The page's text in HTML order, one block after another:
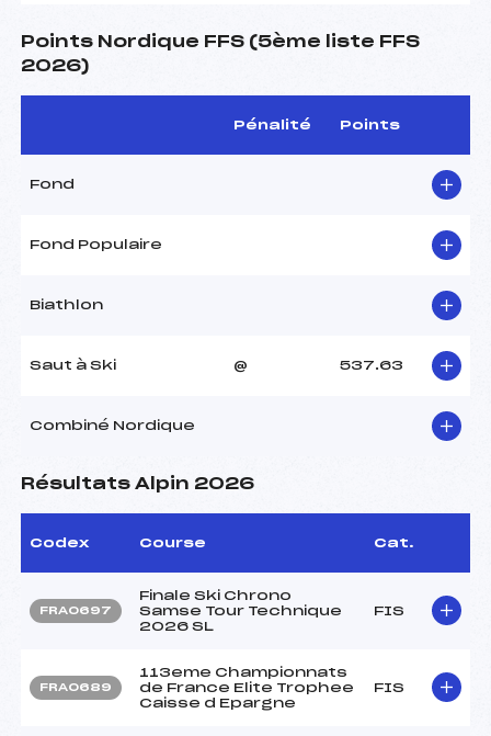
Points Nordique FFS (5ème liste FFS
2026)
Pénalité Points
Fond
Fond Populaire
Biathlon
Saut à Ski @ 537.63
Combiné Nordique
Résultats Alpin 2026
Codex Course Cat.
FRA0697
Finale Ski Chrono
Samse Tour Technique
2026 SL
FIS
FRA0689
113eme Championnats
de France Elite Trophee
Caisse d Epargne
FIS